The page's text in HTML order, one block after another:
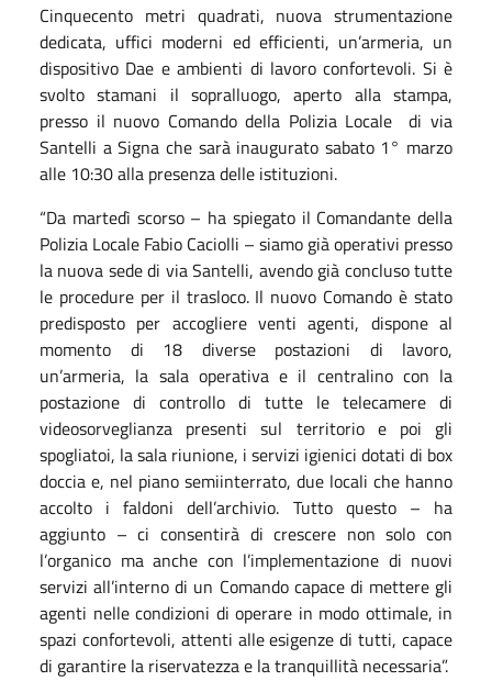
Cinquecento metri quadrati, nuova strumentazione
dedicata, uffici moderni ed efficienti, un’armeria, un
dispositivo Dae e ambienti di lavoro confortevoli. Si è
svolto stamani il sopralluogo, aperto alla stampa,
presso il nuovo Comando della Polizia Locale di via
Santelli a Signa che sarà inaugurato sabato 1° marzo
alle 10:30 alla presenza delle istituzioni.
“Da martedì scorso – ha spiegato il Comandante della
Polizia Locale Fabio Caciolli – siamo già operativi presso
la nuova sede di via Santelli, avendo già concluso tutte
le procedure per il trasloco. Il nuovo Comando è stato
predisposto per accogliere venti agenti, dispone al
momento di 18 diverse postazioni di lavoro,
un’armeria, la sala operativa e il centralino con la
postazione di controllo di tutte le telecamere di
videosorveglianza presenti sul territorio e poi gli
spogliatoi, la sala riunione, i servizi igienici dotati di box
doccia e, nel piano semiinterrato, due locali che hanno
accolto i faldoni dell’archivio. Tutto questo – ha
aggiunto – ci consentirà di crescere non solo con
l’organico ma anche con l’implementazione di nuovi
servizi all’interno di un Comando capace di mettere gli
agenti nelle condizioni di operare in modo ottimale, in
spazi confortevoli, attenti alle esigenze di tutti, capace
di garantire la riservatezza e la tranquillità necessaria”.